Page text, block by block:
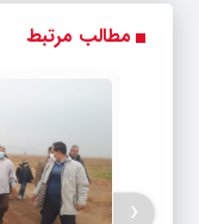
مطالب مرتبط
‹